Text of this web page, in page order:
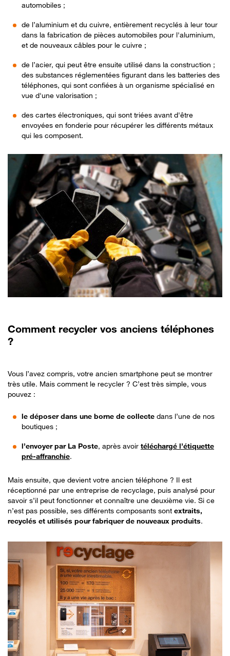
automobiles ;
de l’aluminium et du cuivre, entièrement recyclés à leur tour
dans la fabrication de pièces automobiles pour l'aluminium,
et de nouveaux câbles pour le cuivre ;
de l’acier, qui peut être ensuite utilisé dans la construction ;
des substances réglementées figurant dans les batteries des
téléphones, qui sont confiées à un organisme spécialisé en
vue d'une valorisation ;
des cartes électroniques, qui sont triées avant d'être
envoyées en fonderie pour récupérer les différents métaux
qui les composent.
Comment recycler vos anciens téléphones
?
Vous l’avez compris, votre ancien smartphone peut se montrer
très utile. Mais comment le recycler ? C’est très simple, vous
pouvez :
le déposer dans une borne de collecte dans l’une de nos
boutiques ;
l’envoyer par La Poste, après avoir téléchargé l’étiquette
pré-affranchie.
Mais ensuite, que devient votre ancien téléphone ? Il est
réceptionné par une entreprise de recyclage, puis analysé pour
savoir s’il peut fonctionner et connaître une deuxième vie. Si ce
n’est pas possible, ses différents composants sont extraits,
recyclés et utilisés pour fabriquer de nouveaux produits.